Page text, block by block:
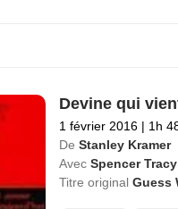
Devine qui
1 février 2016 | 1h
De Stanley Kramer
Avec Spencer Tracy,
Titre original Guess